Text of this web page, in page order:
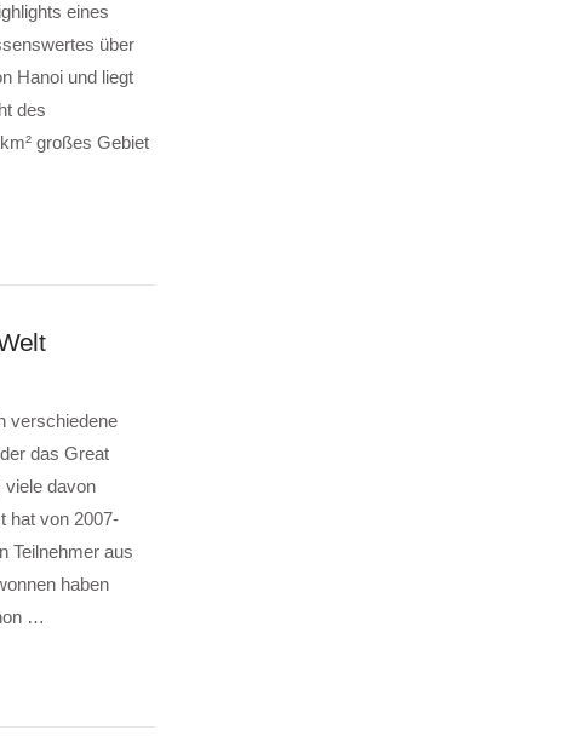
eines
über
Hanoi und liegt
des
großes Gebiet
verschiedene
das Great
viele davon
hat von 2007-
Teilnehmer aus
haben
…